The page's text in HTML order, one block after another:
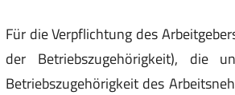
Für die Verpflichtung des
der Betriebszugehörigkeit), die
Betriebszugehörigkeit des